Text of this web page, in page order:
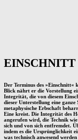
EINSCHNITT
Der Terminus des »Einschnitt«
Blick nährt er die Vorstellung
Integrität, die von diesem
dieser Unterstellung eine
metaphysische Erbschaft
Eine kreist. Die Integrität des
angerufen wird, die Technik
sich und von sich entfremdet.
indem es die Ursprünglichkeit
was technisch anwesend